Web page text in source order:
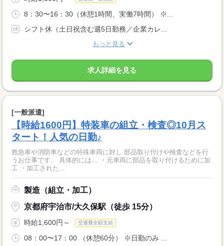
8：30〜16：30（休憩1時間、実働7時間） ※...
シフト休（土日祝含む週5日勤務／企業カレ...
もっと見る
求人詳細を見る
[一般派遣]
【時給1600円】特装車の組立・検査◎10月ス
タート！人気の日勤♪
救急車や消防車などの特殊車両に対し 部品取り付けや検査などを行
うお仕事です。 具体的には… ・元車両に部品を取り付けるために加
工 ・加工された...
製造（組立・加工）
京都府宇治市/大久保駅（徒歩 15分）
時給1,600円～ 交通費全額支給
08：00〜17：00 （休憩60分） ※日勤のみ ...